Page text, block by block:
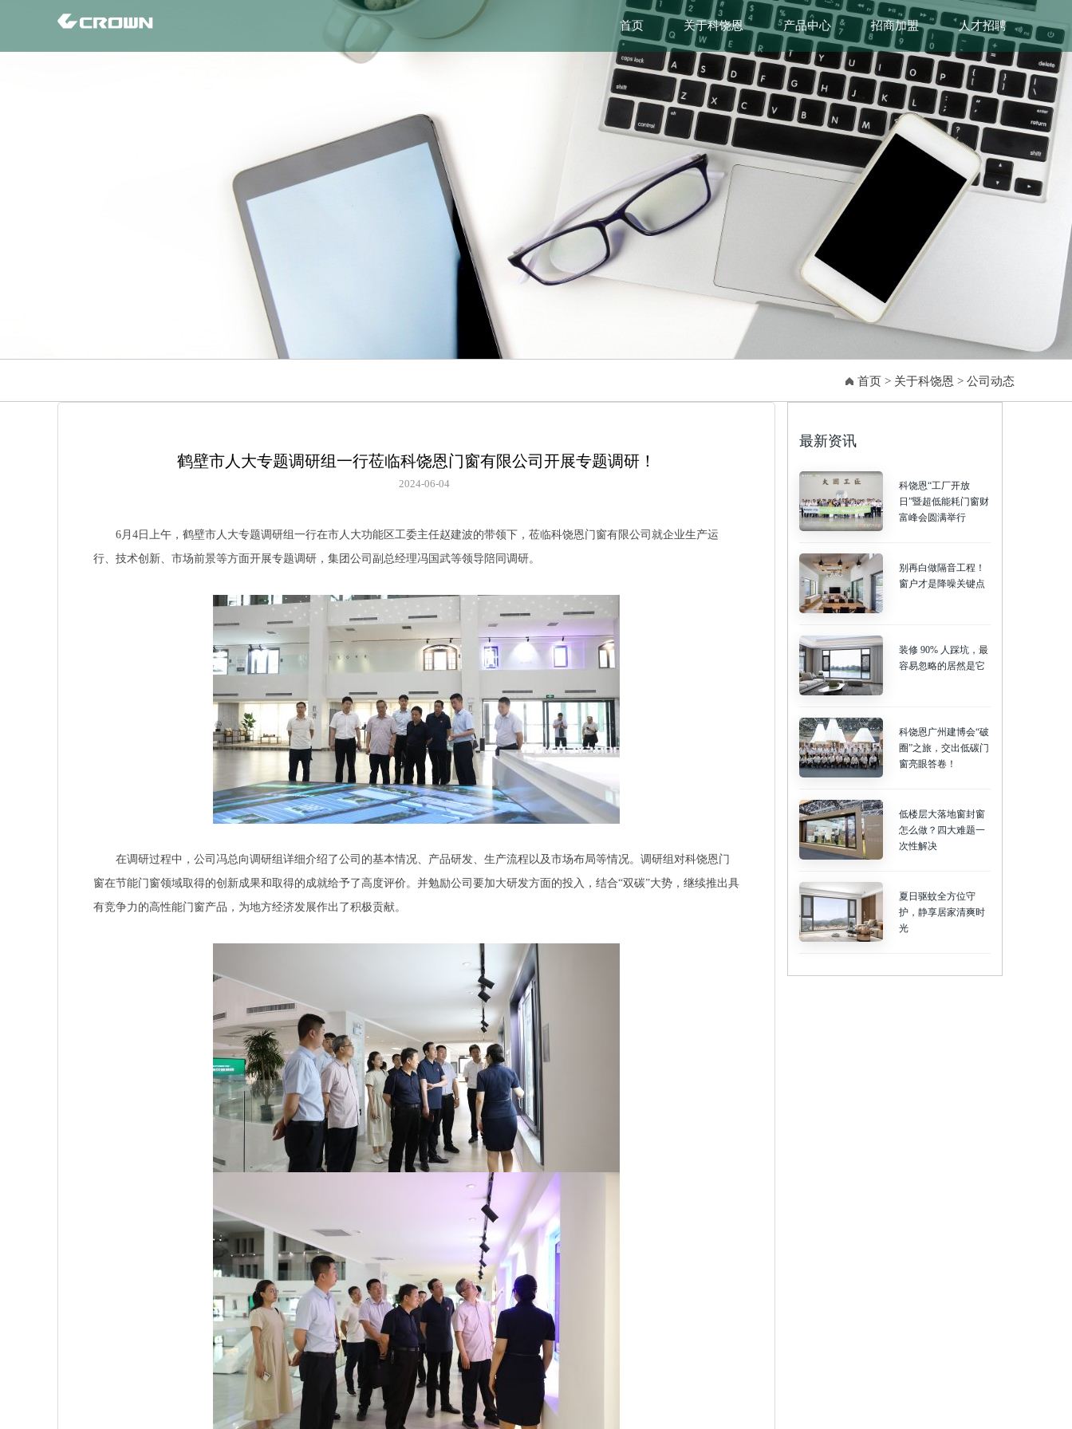
首页 关于科饶恩 产品中心 招商加盟 人才招聘
首页 > 关于科饶恩 > 公司动态
鹤壁市人大专题调研组一行莅临科饶恩门窗有限公司开展专题调研！
2024-06-04
6月4日上午，鹤壁市人大专题调研组一行在市人大功能区工委主任赵建波的带领下，莅临科饶恩门窗有限公司就企业生产运
行、技术创新、市场前景等方面开展专题调研，集团公司副总经理冯国武等领导陪同调研。
在调研过程中，公司冯总向调研组详细介绍了公司的基本情况、产品研发、生产流程以及市场布局等情况。调研组对科饶恩门
窗在节能门窗领域取得的创新成果和取得的成就给予了高度评价。并勉励公司要加大研发方面的投入，结合“双碳”大势，继续推出具
有竞争力的高性能门窗产品，为地方经济发展作出了积极贡献。
最新资讯
科饶恩“工厂开放
日”暨超低能耗门窗财
富峰会圆满举行
别再白做隔音工程！
窗户才是降噪关键点
装修 90% 人踩坑，最
容易忽略的居然是它
科饶恩广州建博会“破
圈”之旅，交出低碳门
窗亮眼答卷！
低楼层大落地窗封窗
怎么做？四大难题一
次性解决
夏日驱蚊全方位守
护，静享居家清爽时
光